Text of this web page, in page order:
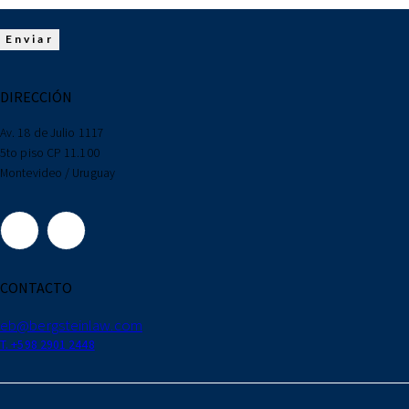
DIRECCIÓN
Av. 18 de Julio 1117
5to piso CP 11.100
Montevideo / Uruguay
CONTACTO
eb@bergsteinlaw.com
T. +598 2901 2448